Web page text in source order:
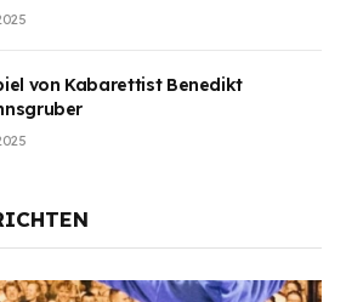
von Kabarettist Benedikt